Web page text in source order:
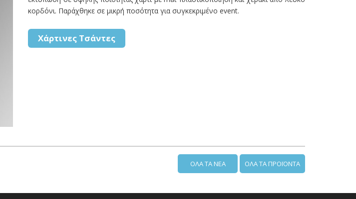
κορδόνι. Παράχθηκε σε μικρή ποσότητα για συγκεκριμένο event.
Χάρτινες Τσάντες
ΟΛΑ ΤΑ ΝΕΑ ΟΛΑ ΤΑ ΠΡΟΪΟΝΤΑ